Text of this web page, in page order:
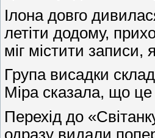
Ілона довго
летіти додому,
міг містити
Група висадки
Міра сказала, що
Перехід до
одразу видали